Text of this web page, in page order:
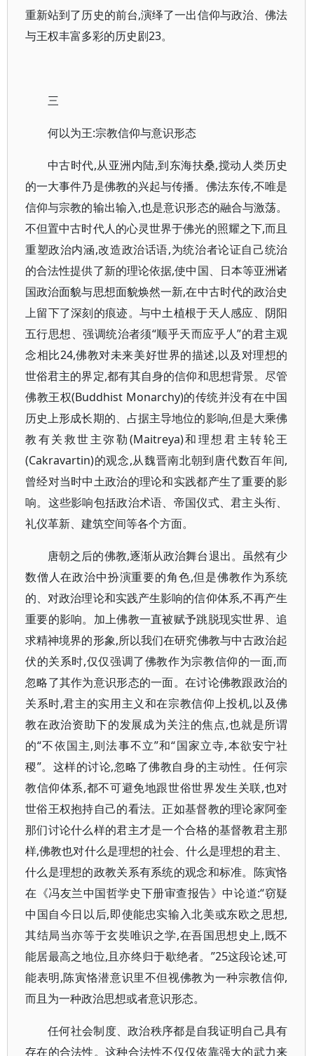
重新站到了历史的前台,演绎了一出信仰与政治、佛法
与王权丰富多彩的历史剧23。
三
何以为王:宗教信仰与意识形态
中古时代,从亚洲内陆,到东海扶桑,搅动人类历史
的一大事件乃是佛教的兴起与传播。佛法东传,不唯是
信仰与宗教的输出输入,也是意识形态的融合与激荡。
不但置中古时代人的心灵世界于佛光的照耀之下,而且
重塑政治内涵,改造政治话语,为统治者论证自己统治
的合法性提供了新的理论依据,使中国、日本等亚洲诸
国政治面貌与思想面貌焕然一新,在中古时代的政治史
上留下了深刻的痕迹。与中土植根于天人感应、阴阳
五行思想、强调统治者须“顺乎天而应乎人”的君主观
念相比24,佛教对未来美好世界的描述,以及对理想的
世俗君主的界定,都有其自身的信仰和思想背景。尽管
佛教王权(Buddhist Monarchy)的传统并没有在中国
历史上形成长期的、占据主导地位的影响,但是大乘佛
教有关救世主弥勒(Maitreya)和理想君主转轮王
(Cakravartin)的观念,从魏晋南北朝到唐代数百年间,
曾经对当时中土政治的理论和实践都产生了重要的影
响。这些影响包括政治术语、帝国仪式、君主头衔、
礼仪革新、建筑空间等各个方面。
唐朝之后的佛教,逐渐从政治舞台退出。虽然有少
数僧人在政治中扮演重要的角色,但是佛教作为系统
的、对政治理论和实践产生影响的信仰体系,不再产生
重要的影响。加上佛教一直被赋予跳脱现实世界、追
求精神境界的形象,所以我们在研究佛教与中古政治起
伏的关系时,仅仅强调了佛教作为宗教信仰的一面,而
忽略了其作为意识形态的一面。在讨论佛教跟政治的
关系时,君主的实用主义和在宗教信仰上投机,以及佛
教在政治资助下的发展成为关注的焦点,也就是所谓
的“不依国主,则法事不立”和“国家立寺,本欲安宁社
稷”。这样的讨论,忽略了佛教自身的主动性。任何宗
教信仰体系,都不可避免地跟世俗世界发生关联,也对
世俗王权抱持自己的看法。正如基督教的理论家阿奎
那们讨论什么样的君主才是一个合格的基督教君主那
样,佛教也对什么是理想的社会、什么是理想的君主、
什么是理想的政教关系有系统的观念和标准。陈寅恪
在《冯友兰中国哲学史下册审查报告》中论道:“窃疑
中国自今日以后,即使能忠实输入北美或东欧之思想,
其结局当亦等于玄奘唯识之学,在吾国思想史上,既不
能居最高之地位,且亦终归于歇绝者。”25这段论述,可
能表明,陈寅恪潜意识里不但视佛教为一种宗教信仰,
而且为一种政治思想或者意识形态。
任何社会制度、政治秩序都是自我证明自己具有
存在的合法性。这种合法性不仅仅依靠强大的武力来